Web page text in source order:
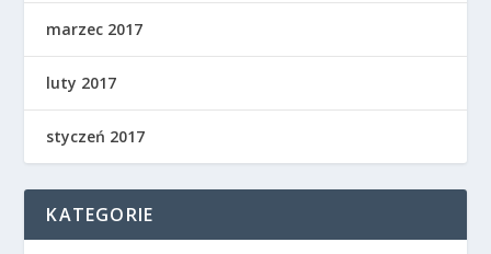
marzec 2017
luty 2017
styczeń 2017
KATEGORIE